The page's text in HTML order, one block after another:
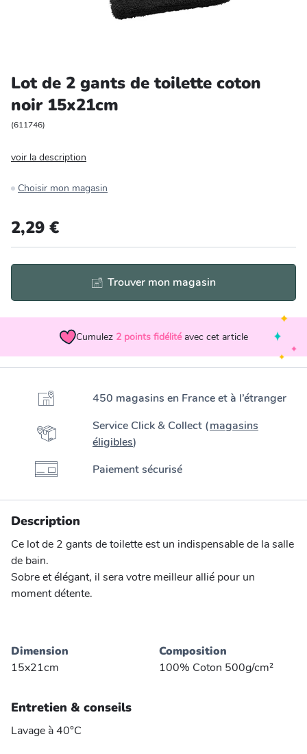
Entretien et rangement
Animalerie
Bricolage et auto
Jardin et plein air
Lot de 2 gants de toilette coton
noir 15x21cm
(611746)
voir la description
Choisir mon magasin
2,29 €
Trouver mon magasin
Cumulez 2 points fidélité avec cet article
450 magasins en France et à l’étranger
Service Click & Collect (magasins
éligibles)
Paiement sécurisé
Description
Ce lot de 2 gants de toilette est un indispensable de la salle
de bain.
Sobre et élégant, il sera votre meilleur allié pour un
moment détente.
Dimension
15x21cm
Composition
100% Coton 500g/cm²
Entretien & conseils
Lavage à 40°C